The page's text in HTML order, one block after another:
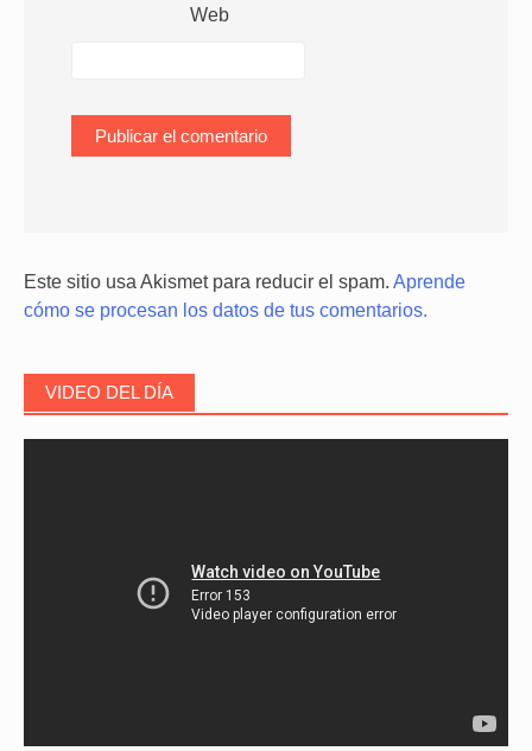
Web
Este sitio usa Akismet para reducir el spam. Aprende
cómo se procesan los datos de tus comentarios.
VIDEO DEL DÍA